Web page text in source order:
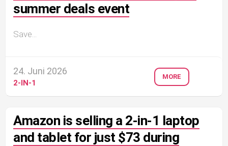
summer deals event
Save...
24. Juni 2026
2-IN-1
MORE
Amazon is selling a 2-in-1 laptop
and tablet for just $73 during